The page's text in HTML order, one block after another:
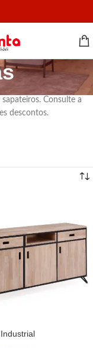
Consulte a
descontos.